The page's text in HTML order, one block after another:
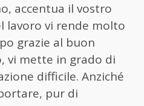
accentua il vostro
lavoro vi rende molto
grazie al buon
vi mette in grado di
difficile. Anziché
pur di